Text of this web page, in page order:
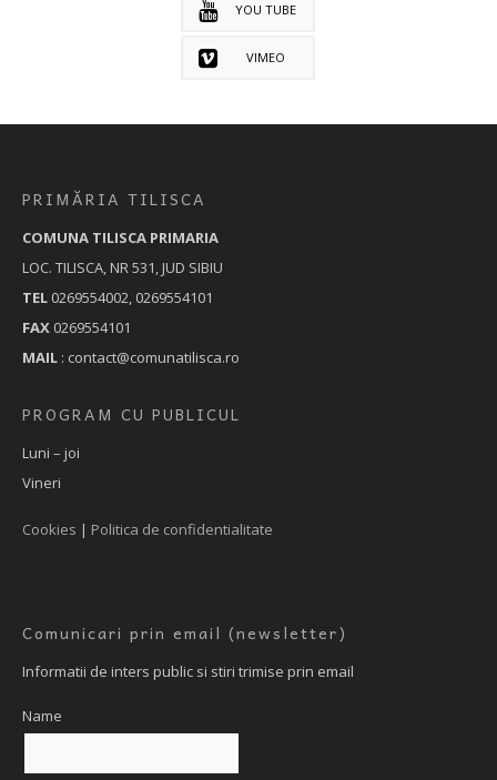
YOU TUBE
VIMEO
PRIMĂRIA TILISCA
COMUNA TILISCA PRIMARIA
LOC. TILISCA, NR 531, JUD SIBIU
TEL 0269554002, 0269554101
FAX 0269554101
MAIL : contact@comunatilisca.ro
PROGRAM CU PUBLICUL
Luni – joi
Vineri
Cookies | Politica de confidentialitate
Comunicari prin email (newsletter)
Informatii de inters public si stiri trimise prin email
Name